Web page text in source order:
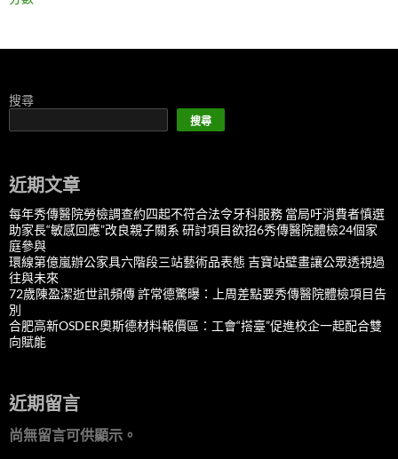
搜尋
搜尋
近期文章
每年秀傳醫院勞檢調查約四起不符合法令牙科服務 當局吁消費者慎選
助家長“敏感回應”改良親子關系 研討項目欲招6秀傳醫院體檢24個家
庭參與
環線第億嵐辦公家具六階段三站藝術品表態 吉寶站壁畫讓公眾透視過
往與未來
72歲陳盈潔逝世訊頻傳 許常德驚曝：上周差點要秀傳醫院體檢項目告
別
合肥高新OSDER奧斯德材料報價區：工會“搭臺”促進校企一起配合雙
向賦能
近期留言
尚無留言可供顯示。